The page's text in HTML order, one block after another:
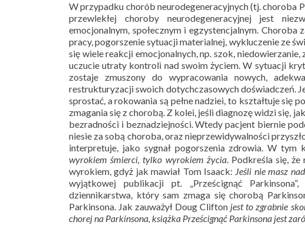
W przypadku chorób neurodegeneracyjnych (tj. choroba
przewlekłej choroby neurodegeneracyjnej jest
emocjonalnym, społecznym i egzystencjalnym.
pracy, pogorszenie sytuacji materialnej, wykluczenie ze
się wiele reakcji emocjonalnych, np. szok,
uczucie utraty kontroli nad swoim życiem. W sytuacji
zostaje zmuszony do wypracowania nowych,
restrukturyzacji swoich dotychczasowych doświadczeń.
sprostać, a rokowania są pełne nadziei, to kształtuje
zmagania się z chorobą. Z kolei, jeśli diagnozę widzi się,
bezradności i beznadziejności. Wtedy pacjent biernie
niesie za sobą choroba, oraz nieprzewidywalności
interpretuje, jako sygnał pogorszenia zdrowia. W tym
wyrokiem śmierci, tylko wyrokiem życia. Podkreśla się,
wyrokiem, gdyż jak mawiał Tom Isaack: Jeśli nie masz
wyjątkowej publikacji pt. „Prześcignąć
dziennikarstwa, który sam zmaga się chorobą
Parkinsona. Jak zauważył Doug Clifton jest to zgrabnie
chorej na Parkinsona, książka Prześcignąć Parkinsona jest